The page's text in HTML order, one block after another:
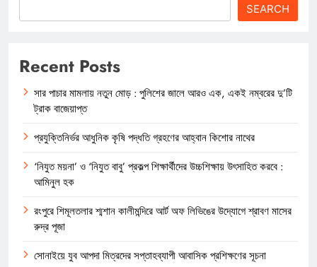
SEARCH
Recent Posts
সার পাচার মামলায় নতুন মোড় : পুলিশের জালে আরও এক, একই নম্বরের দু’টি
ট্রাক বাজেয়াপ্ত
প্রযুক্তিনির্ভর আধুনিক কৃষি পদ্ধতি গ্রহণের আহ্বান কিশোর নাথের
‘নিযুত ময়না’ ও ‘নিযুত বাবু’ প্রকল্প শিক্ষার্থীদের উচ্চশিক্ষায় উৎসাহিত করবে :
আমিনুল হক
রংপুরে শিমূলতলার শ্মশান কালীমন্দিরে আর্ট অফ লিভিঙের উদ্যোগে শ্রাবণ মাসের
রুদ্র পূজা
সোনাইয়ে যুব আপদা মিত্রদের সপ্তাহব্যাপী আবাসিক প্রশিক্ষণের সূচনা